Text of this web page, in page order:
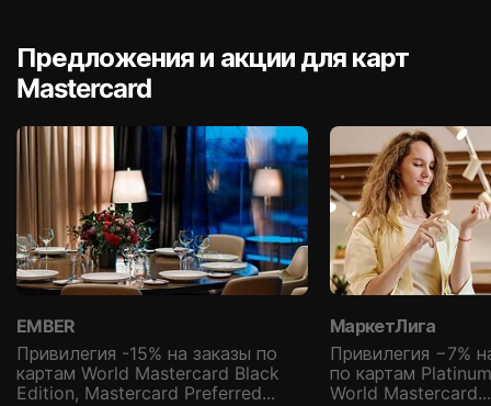
Предложения и акции для карт
Mastercard
EMBER
Привилегия -15% на заказы по
картам World Mastercard Black
Edition, Mastercard Preferred...
МаркетЛига
Привилегия −7%
по картам
World Mastercard...